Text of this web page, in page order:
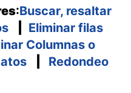
:Buscar, resaltar
Eliminar filas
Columnas o
Redondeo